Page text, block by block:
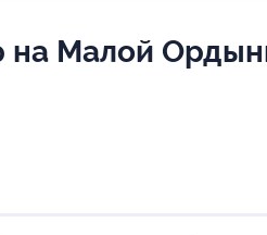
на Малой